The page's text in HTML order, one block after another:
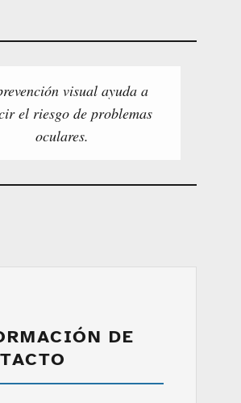
visual ayuda a
el riesgo de problemas
oculares.
DE